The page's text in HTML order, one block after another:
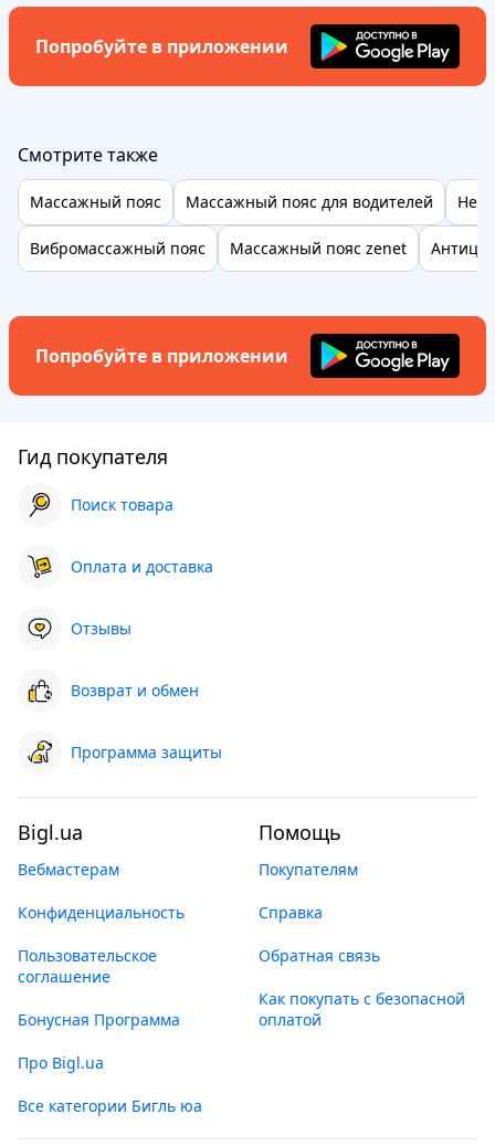
Попробуйте в приложении
Смотрите также
Массажный пояс Массажный пояс для водителей
Вибромассажный пояс Массажный пояс zenet
Попробуйте в приложении
Гид покупателя
Поиск товара
Оплата и доставка
Отзывы
Возврат и обмен
Программа защиты
Bigl.ua
Вебмастерам
Конфиденциальность
Пользовательское
соглашение
Бонусная Программа
Про Bigl.ua
Все категории Бигль юа
Помощь
Покупателям
Справка
Обратная связь
Как покупать с безопасной
оплатой